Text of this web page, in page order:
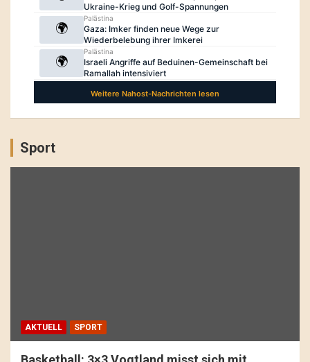
Sport
AKTUELL SPORT